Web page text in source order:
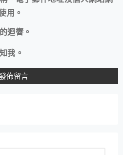
用。
迴響。
我。